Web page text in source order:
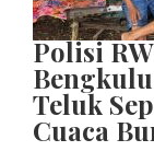
Polisi
Teluk
Cuaca